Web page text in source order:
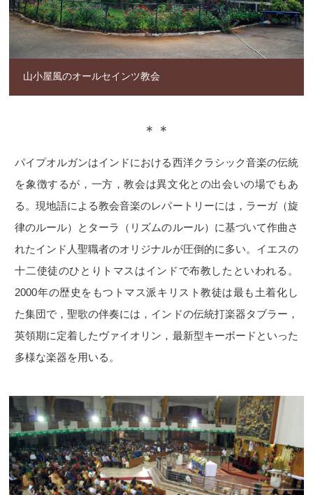
山小屋風のオールセインツ教会
＊＊
パイプオルガンはインドにおける西洋クラシック音楽の伝統
を象徴するが，一方，教会は異文化との出会いの場でもあ
る。現地語による教会音楽のレパートリーには，ラーガ（旋
律のルール）とターラ（リズムのルール）に基づいて作曲さ
れたインド人聖職者のオリジナルが圧倒的に多い。イエスの
十二使徒のひとりトマスはインドで布教したといわれる。
2000年の歴史をもつトマス派キリスト教徒は最も土着化し
た集団で，聖歌の伴奏には，インドの伝統打楽器タブラー，
英領期に定着したヴァイオリン，最新型キーボードといった
多様な楽器を用いる。